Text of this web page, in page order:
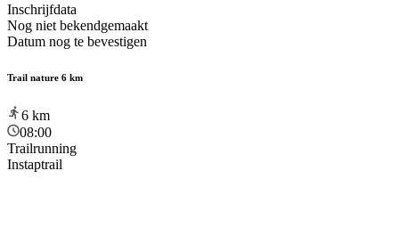
Inschrijfdata
Nog niet bekendgemaakt
Datum nog te bevestigen
Trail nature 6 km
6 km
08:00
Trailrunning
Instaptrail